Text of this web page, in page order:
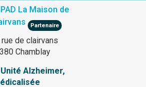
La Maison de
Partenaire
rue de clairvans
Chamblay
Alzheimer,